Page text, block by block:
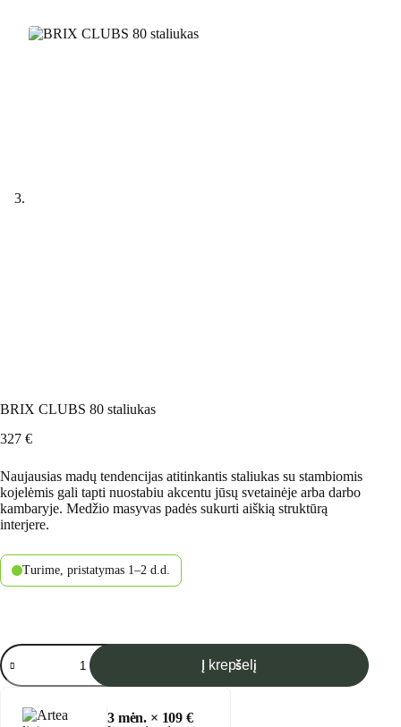
BRIX CLUBS 80 staliukas
327 €
Naujausias madų tendencijas atitinkantis staliukas su stambiomis
kojelėmis gali tapti nuostabiu akcentu jūsų svetainėje arba darbo
kambaryje. Medžio masyvas padės sukurti aiškią struktūrą
interjere.
Turime, pristatymas 1–2 d.d.
produkto
kiekis:
BRIX
Į krepšelį
3mėn. × 109 €